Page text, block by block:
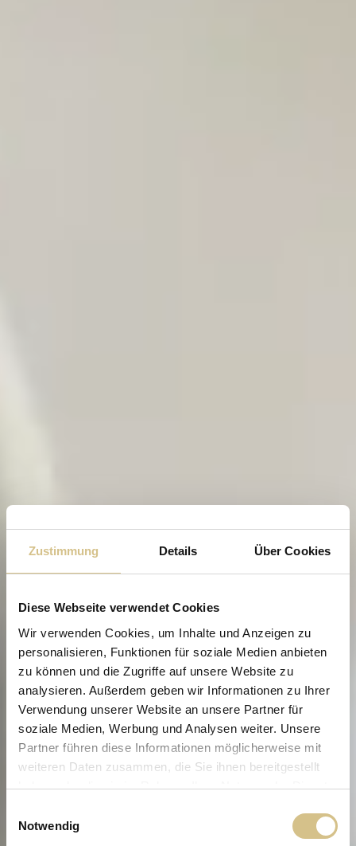
Zustimmung Details Über Cookies
Diese Webseite verwendet Cookies
Wir verwenden Cookies, um Inhalte und Anzeigen zu
personalisieren, Funktionen für soziale Medien anbieten
zu können und die Zugriffe auf unsere Website zu
analysieren. Außerdem geben wir Informationen zu Ihrer
Verwendung unserer Website an unsere Partner für
soziale Medien, Werbung und Analysen weiter. Unsere
Partner führen diese Informationen möglicherweise mit
weiteren Daten zusammen, die Sie ihnen bereitgestellt
haben oder die sie im Rahmen Ihrer Nutzung der Dienste
Notwendig